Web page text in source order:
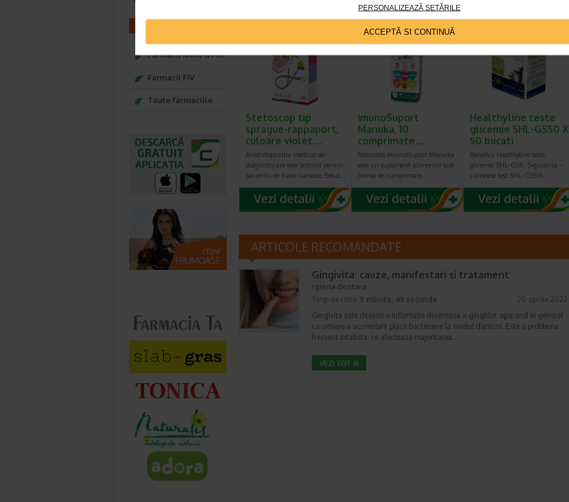
PERSONALIZEAZĂ SETĂRILE
ACCEPTĂ SI CONTINUĂ
Stetoscop tip
sprague-rappaport,
culoare violet…
Acest dispozitiv medical de
diagnosticare este potrivit pentru
pacientii de toate varstele. Setul…
ImunoSuport
Manuka, 10
comprimate…
Naturalis ImunoSuport Manuka
este un supliment alimentar sub
forma de comprimate…
Healthyline teste
glicemie SHL-GS50 X
50 bucati
Beneficii Healthyline teste
glicemie SHL-GS5: Siguranta –
Lamelele test SHL-GS50…
ARTICOLE RECOMANDATE
Gingivita: cauze, manifestari si tratament
Igiena dentara
Timp de citire: 5 minute, 45 secunde
20 aprilie 2022
Gingivita este deseori o inflamatie dureroasa a gingiilor, aparand in general
ca urmare a acumularii placii bacteriene la nivelul danturii. Este o problema
frecvent intalnita, ce afecteaza majoritatea…
Farmacii NON-STOP
Farmacii FIV
Toate farmaciile